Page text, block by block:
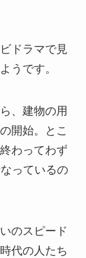
ドラマで見
うです。
、建物の用
開始。とこ
わってわず
っているの
のスピード
代の人たち